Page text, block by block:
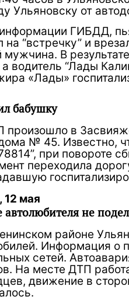
Ульяновску от
ГИБДД,
на “встречку” и
мужчина. В
а водитель “Лады
«Лады»
бабушку
произошло в
№ 45. Известно,
при повороте
переходила
12 мая
автолюбителя не
районе
Информация о
сетей.
На месте ДТП
движение в